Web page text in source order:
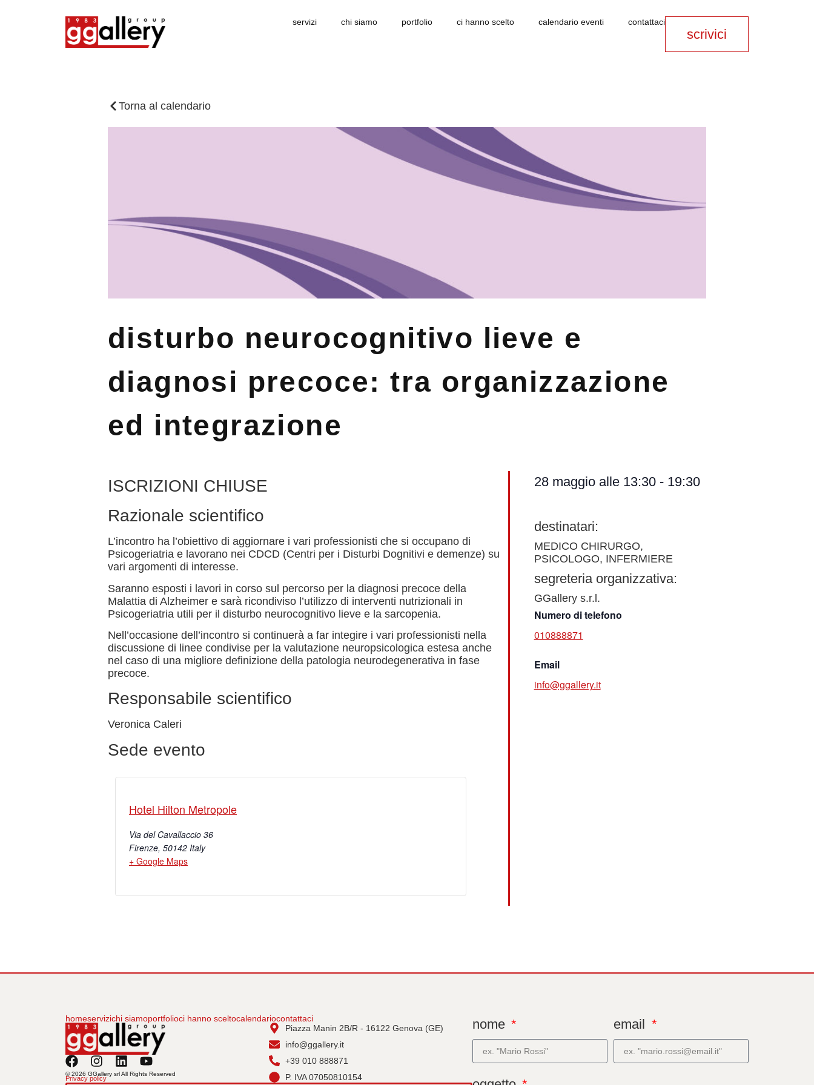
servizi chi siamo portfolio ci hanno scelto calendario eventi contattaci
scrivici
Torna al calendario
disturbo neurocognitivo lieve e
diagnosi precoce: tra organizzazione
ed integrazione
ISCRIZIONI CHIUSE
Razionale scientifico
L’incontro ha l’obiettivo di aggiornare i vari professionisti che si occupano di
Psicogeriatria e lavorano nei CDCD (Centri per i Disturbi Dognitivi e demenze) su
vari argomenti di interesse.
Saranno esposti i lavori in corso sul percorso per la diagnosi precoce della
Malattia di Alzheimer e sarà ricondiviso l’utilizzo di interventi nutrizionali in
Psicogeriatria utili per il disturbo neurocognitivo lieve e la sarcopenia.
Nell’occasione dell’incontro si continuerà a far integire i vari professionisti nella
discussione di linee condivise per la valutazione neuropsicologica estesa anche
nel caso di una migliore definizione della patologia neurodegenerativa in fase
precoce.
Responsabile scientifico
Veronica Caleri
Sede evento
Hotel Hilton Metropole
Via del Cavallaccio 36
Firenze, 50142 Italy
+ Google Maps
28 maggio alle 13:30 - 19:30
destinatari:
MEDICO CHIRURGO,
PSICOLOGO, INFERMIERE
segreteria organizzativa:
GGallery s.r.l.
Numero di telefono
010888871
Email
info@ggallery.it
homeservizichi siamoportfolioci hanno sceltocalendariocontattaci
© 2026 GGallery srl All Rights Reserved
Privacy policy
Piazza Manin 2B/R - 16122 Genova (GE)
info@ggallery.it
+39 010 888871
P. IVA 07050810154
nome email